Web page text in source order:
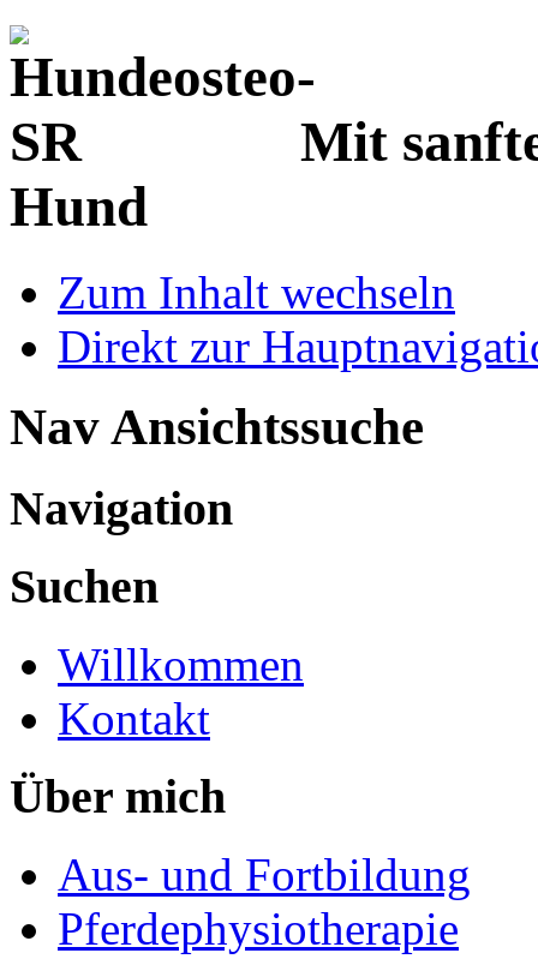
Mit
Hund
Zum Inhalt wechseln
Direkt zur
Nav Ansichtssuche
Navigation
Suchen
Willkommen
Kontakt
Über mich
Aus- und Fortbildung
Pferdephysiotherapie